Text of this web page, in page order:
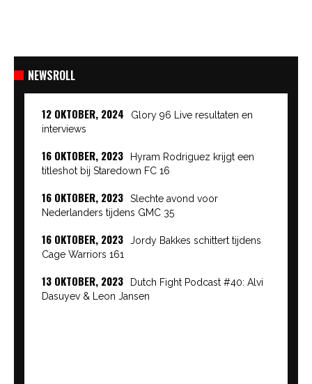
NEWSROLL
12 OKTOBER, 2024
Glory 96 Live resultaten en
interviews
16 OKTOBER, 2023
Hyram Rodriguez krijgt een
titleshot bij Staredown FC 16
16 OKTOBER, 2023
Slechte avond voor
Nederlanders tijdens GMC 35
16 OKTOBER, 2023
Jordy Bakkes schittert tijdens
Cage Warriors 161
13 OKTOBER, 2023
Dutch Fight Podcast #40: Alvi
Dasuyev & Leon Jansen